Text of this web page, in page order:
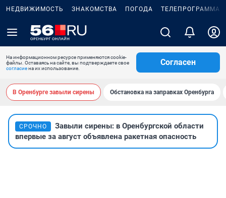
НЕДВИЖИМОСТЬ ЗНАКОМСТВА ПОГОДА ТЕЛЕПРОГРАММА
На информационном ресурсе применяются cookie-
файлы. Оставаясь на сайте, вы подтверждаете свое
согласиена их использование.
Согласен
В Оренбурге завыли сирены Обстановка на заправках Оренбурга
СРОЧНО
Завыли сирены: в Оренбургской области
впервые за август объявлена ракетная опасность